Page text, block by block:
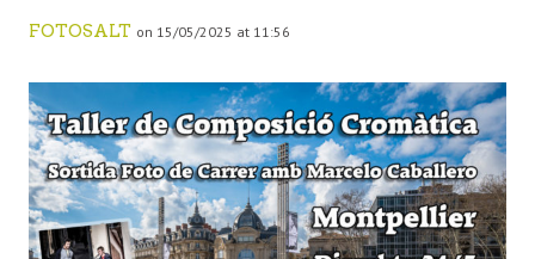
FOTOSALT on 15/05/2025 at 11:56